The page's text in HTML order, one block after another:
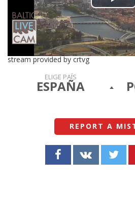
stream provided by crtvg
ELIGE PAÍS
ESPAÑA
REPORT A